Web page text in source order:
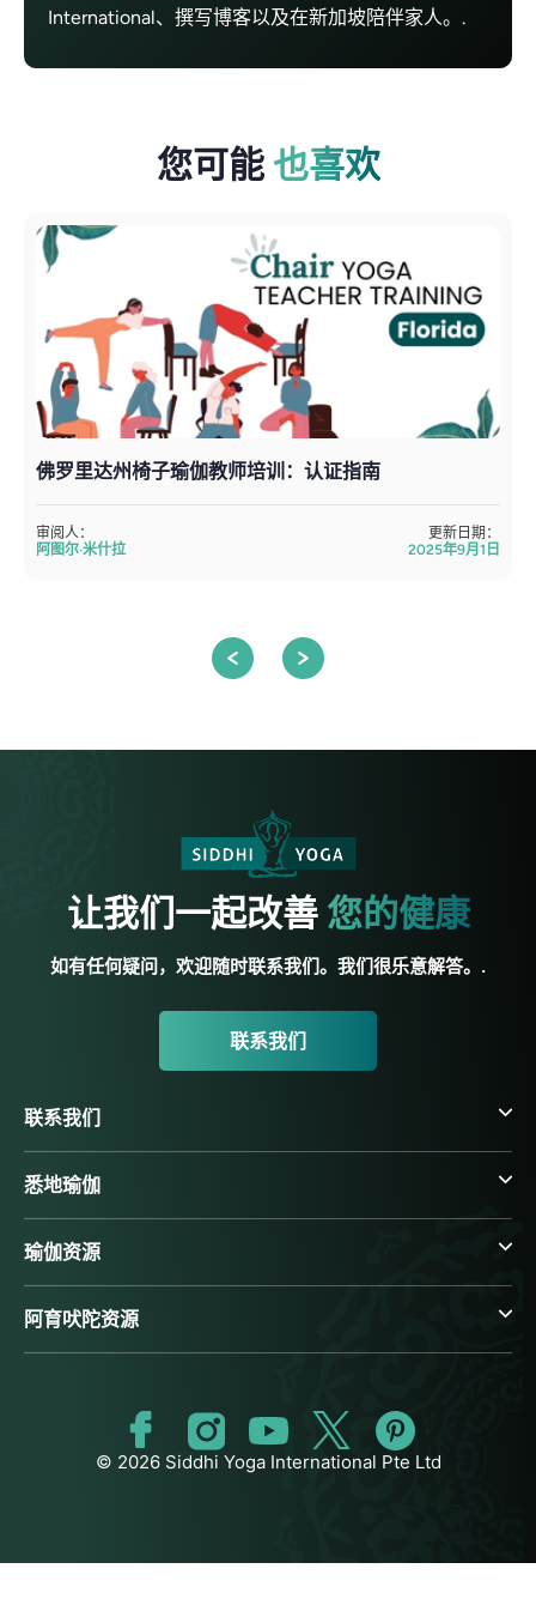
International、撰写博客以及在新加坡陪伴家人。.
您可能 也喜欢
佛罗里达州椅子瑜伽教师培训：认证指南
审阅人：
阿图尔·米什拉
更新日期：
2025年9月1日
让我们一起改善 您的健康
如有任何疑问，欢迎随时联系我们。我们很乐意解答。.
联系我们
联系我们
悉地瑜伽
瑜伽资源
阿育吠陀资源
© 2026 Siddhi Yoga International Pte Ltd